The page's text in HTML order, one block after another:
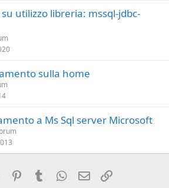
utilizzo libreria: mssql-jdbc-
sulla home
a Ms Sql server Microsoft
Reddit PinterestTumblr WhatsApp
Email